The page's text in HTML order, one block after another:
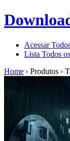
Acessar
Lista Todos
Home › Produtos ›